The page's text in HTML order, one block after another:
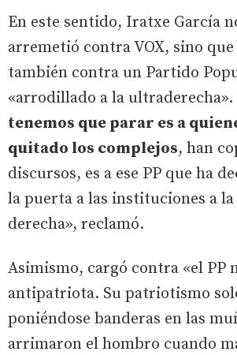
En este sentido, Iratxe García
arremetió contra VOX, sino
también contra un Partido
«arrodillado a la ultraderecha».
tenemos que parar es a
quitado los complejos, han
discursos, es a ese PP que ha
la puerta a las instituciones a
derecha», reclamó.
Asimismo, cargó contra «el PP
antipatriota. Su patriotismo
poniéndose banderas en las
arrimaron el hombro cuando